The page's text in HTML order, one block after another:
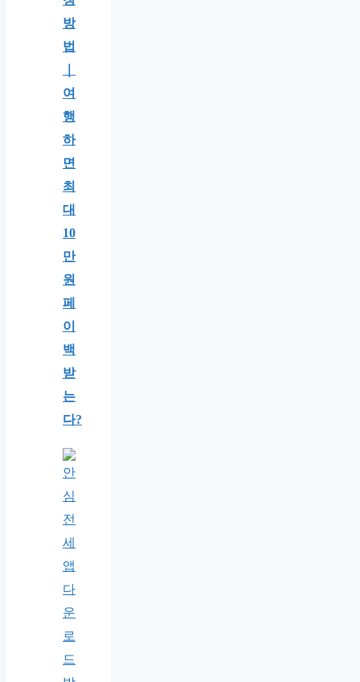
방
법
여
행
하
면
최
대
10
만
원
페
이
백
받
는
다?